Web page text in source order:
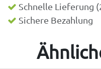
Schnelle Lieferung
Sichere Bezahlung